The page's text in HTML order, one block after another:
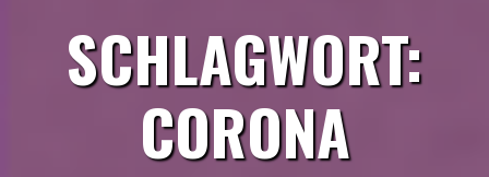
SCHLAGWORT:
CORONA